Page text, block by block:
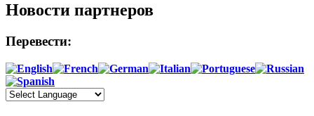
Новости партнеров
Перевести: